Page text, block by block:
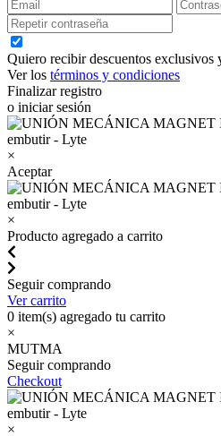
Quiero recibir descuentos exclusivos
Ver los términos y condiciones
Finalizar registro
o iniciar sesión
×
Aceptar
×
Producto agregado a carrito
Seguir comprando
Ver carrito
0 item(s) agregado tu carrito
×
MUTMA
Seguir comprando
Checkout
×